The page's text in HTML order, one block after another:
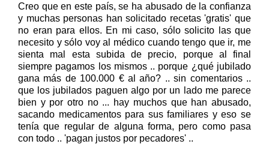
Creo que en este país, se ha abusado de la confianza
y muchas personas han solicitado recetas 'gratis' que
no eran para ellos. En mi caso, sólo solicito las que
necesito y sólo voy al médico cuando tengo que ir, me
sienta mal esta subida de precio, porque al final
siempre pagamos los mismos .. porque ¿qué jubilado
gana más de 100.000 € al año? .. sin comentarios ..
que los jubilados paguen algo por un lado me parece
bien y por otro no ... hay muchos que han abusado,
sacando medicamentos para sus familiares y eso se
tenía que regular de alguna forma, pero como pasa
con todo .. 'pagan justos por pecadores' ..